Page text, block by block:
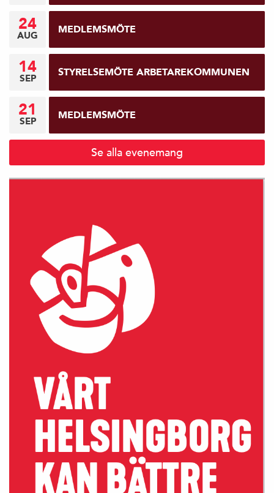
24
AUG MEDLEMSMÖTE
14
SEP STYRELSEMÖTE ARBETAREKOMMUNEN
21
SEP MEDLEMSMÖTE
Se alla evenemang